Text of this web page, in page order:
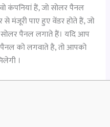
कंपनियां हैं, जो सोलर पैनल
मंजूरी पाए हुए वेंडर होते हैं, जो
पैनल लगाते हैं। यदि आप
को लगवाते है, तो आपको
।